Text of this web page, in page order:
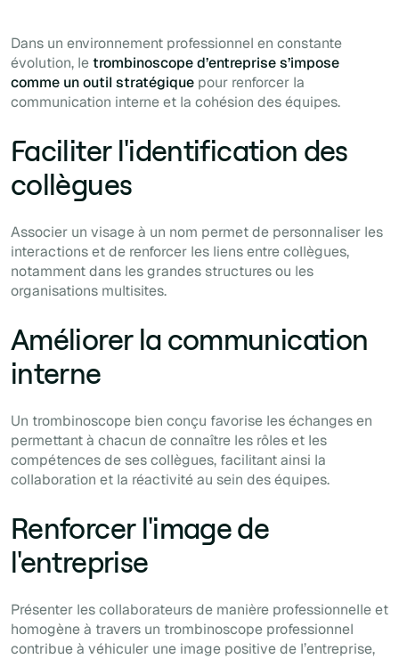
Dans un environnement professionnel en constante
évolution, letrombinoscope d’entreprise s’impose
comme un outil stratégique pour renforcer la
communication interne et la cohésion des équipes.
Faciliter l'identification des
collègues
Associer un visage à un nom permet de personnaliser les
interactions et de renforcer les liens entre collègues,
notamment dans les grandes structures ou les
organisations multisites.
Améliorer la communication
interne
Un trombinoscope bien conçu favorise les échanges en
permettant à chacun de connaître les rôles et les
compétences de ses collègues, facilitant ainsi la
collaboration et la réactivité au sein des équipes.
Renforcer l'image de
l'entreprise
Présenter les collaborateurs de manière professionnelle et
homogène à travers un trombinoscope professionnel
contribue à véhiculer une image positive de l’entreprise,